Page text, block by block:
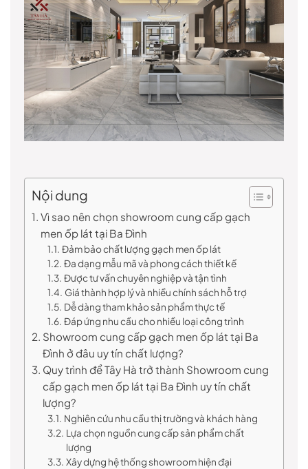
Nội dung
Vì sao nên chọn showroom cung cấp gạch
men ốp lát tại Ba Đình
Đảm bảo chất lượng gạch men ốp lát
Đa dạng mẫu mã và phong cách thiết kế
Được tư vấn chuyên nghiệp và tận tình
Giá thành hợp lý và nhiều chính sách hỗ trợ
Dễ dàng tham khảo sản phẩm thực tế
Đáp ứng nhu cầu cho nhiều loại công trình
Showroom cung cấp gạch men ốp lát tại Ba
Đình ở đâu uy tín chất lượng?
Quy trình để Tây Hà trở thành Showroom cung
cấp gạch men ốp lát tại Ba Đình uy tín chất
lượng?
Nghiên cứu nhu cầu thị trường và khách hàng
Lựa chọn nguồn cung cấp sản phẩm chất
lượng
Xây dựng hệ thống showroom hiện đại